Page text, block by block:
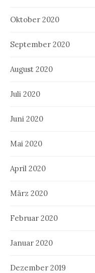
Oktober 2020
September 2020
August 2020
Juli 2020
Juni 2020
Mai 2020
April 2020
März 2020
Februar 2020
Januar 2020
Dezember 2019